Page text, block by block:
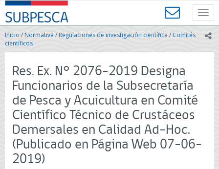
Contenido
principal
SUBPESCA
-
Subsecretaría
de
Pesca
Acuicultura
Gobierno
de
Chile
Inicio /Normativa / Regulaciones de investigación científica / Comités
científicos
Res. Ex. N° 2076-2019 Designa
Funcionarios de la Subsecretaría
de Pesca y Acuicultura en Comité
Científico Técnico de Crustáceos
Demersales en Calidad Ad-Hoc.
(Publicado en Página Web 07-06-
2019)